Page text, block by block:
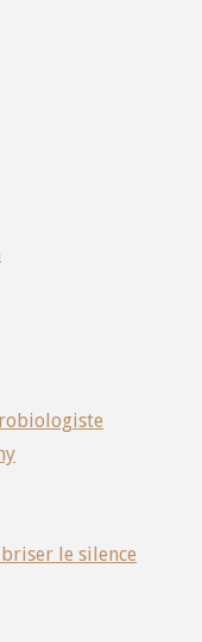
le silence